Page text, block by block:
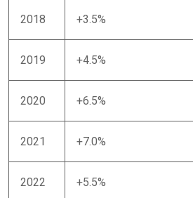
2018 +3.5%
2019 +4.5%
2020 +6.5%
2021 +7.0%
2022 +5.5%